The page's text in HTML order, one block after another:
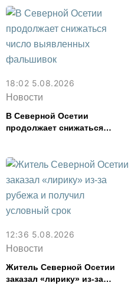
18:02 5.08.2026
Новости
В Северной Осетии
продолжает снижаться
12:36 5.08.2026
Новости
Житель Северной Осетии
заказал «лирику» из-за